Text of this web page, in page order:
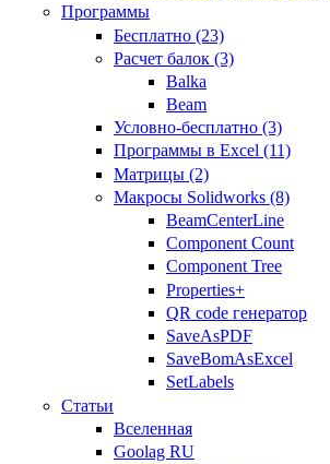
Программы
Бесплатно (23)
Расчет балок (3)
Balka
Beam
Условно-бесплатно (3)
Программы в Excel (11)
Матрицы (2)
Макросы Solidworks (8)
BeamCenterLine
Component Count
Component Tree
Properties+
QR code генератор
SaveAsPDF
SaveBomAsExcel
SetLabels
Статьи
Вселенная
Goolag RU